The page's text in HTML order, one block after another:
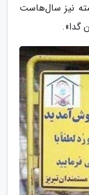
نیز سال‌هاست
گدا».